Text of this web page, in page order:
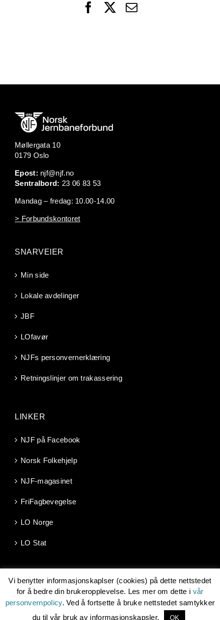
FacebookEmail
Møllergata 10
0179 Oslo
Epost: njf@njf.no
Sentralbord: 23 06 83 53
Mandag – fredag: 10.00-14.00
> Forbundskontoret
SNARVEIER
Min side
Lokale avdelinger
JBF
LOfavør
NJFs personvernerklæring
Retningslinjer om trakassering
LINKER
NJF på Facebook
Norsk Folkehjelp
NJF-magasinet
FriFagbevegelse
LO Norge
LO Stat
Copyright 2026 | Norsk Jernbaneforbund, Møllergata 10, 0179
OSLO -
njf@njf.no | Les om vår personvernpolicy
Vi benytter informasjonskaplser (cookies) på dette nettstedet
for å bedre din brukeropplevelse. Les mer om dette i vår
personvernpolicy. Ved å fortsette å bruke nettstedet samtykker
du til vår bruk av informasjonskapsler.
OK